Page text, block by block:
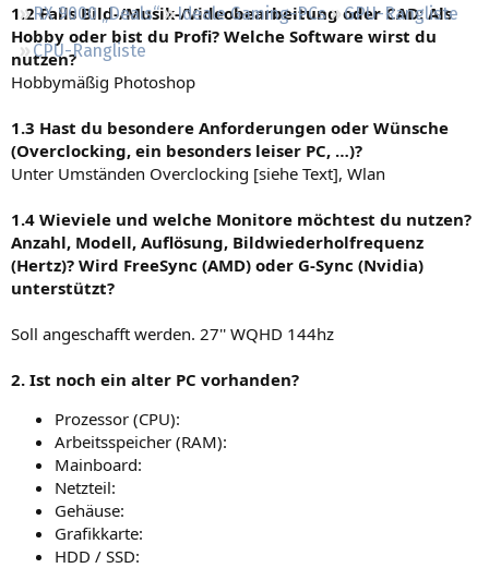
RX 9000 „Deals“
Ideale Gaming-PCs
GPU-Rangliste
CPU-Rangliste
1.2 Falls Bild-/Musik-/Videobearbeitung oder CAD: Als
Hobby oder bist du Profi? Welche Software wirst du
nutzen?
Hobbymäßig Photoshop
1.3 Hast du besondere Anforderungen oder Wünsche
(Overclocking, ein besonders leiser PC, …)?
Unter Umständen Overclocking [siehe Text], Wlan
1.4 Wieviele und welche Monitore möchtest du nutzen?
Anzahl, Modell, Auflösung, Bildwiederholfrequenz
(Hertz)? Wird FreeSync (AMD) oder G-Sync (Nvidia)
unterstützt?
Soll angeschafft werden. 27'' WQHD 144hz
2. Ist noch ein alter PC vorhanden?
Prozessor (CPU):
Arbeitsspeicher (RAM):
Mainboard:
Netzteil:
Gehäuse:
Grafikkarte:
HDD / SSD: